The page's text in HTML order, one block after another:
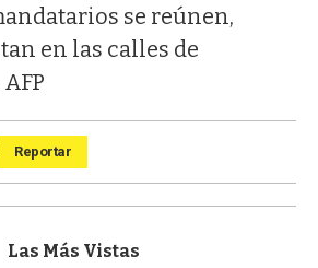
se reúnen,
en las calles de
Reportar
Las Más Vistas